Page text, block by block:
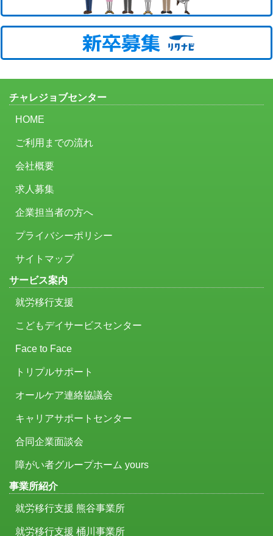
チャレジョブセンター
HOME
ご利用までの流れ
会社概要
求人募集
企業担当者の方へ
プライバシーポリシー
サイトマップ
サービス案内
就労移行支援
こどもデイサービスセンター
Face to Face
トリプルサポート
オールケア連絡協議会
キャリアサポートセンター
合同企業面談会
障がい者グループホーム yours
事業所紹介
就労移行支援 熊谷事業所
就労移行支援 桶川事業所